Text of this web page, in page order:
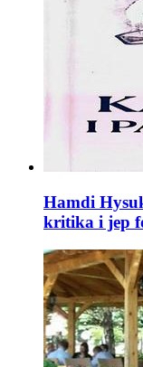
Hamdi
kritika i jep